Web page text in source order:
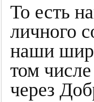
То есть
личного
наши
том
через